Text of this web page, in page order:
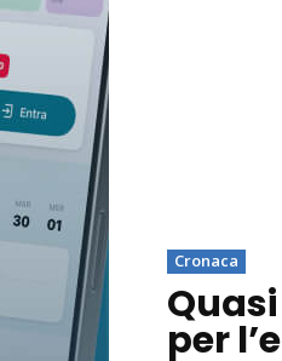
Cronaca
per